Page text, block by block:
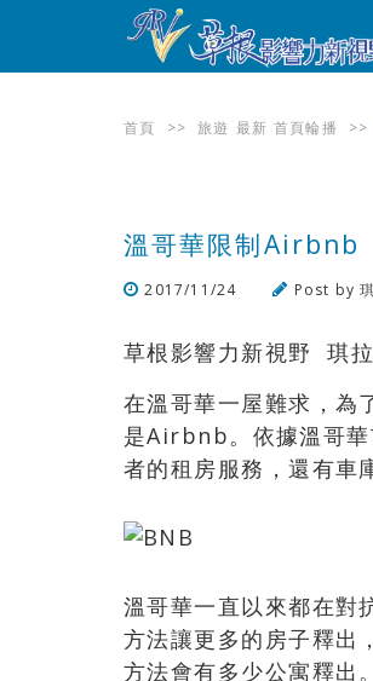
首頁 >> 旅遊 最新 首頁輪播 >>
溫哥華限制Airbnb
2017/11/24 Post by
草根影響力新視野 琪
在溫哥華一屋難求，為
是Airbnb。依據溫哥
者的租房服務，還有車
溫哥華一直以來都在對
方法讓更多的房子釋出
方法會有多少公寓釋出。